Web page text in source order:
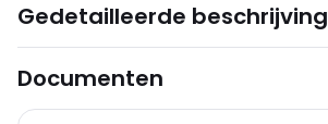
Gedetailleerde beschrijving
Documenten